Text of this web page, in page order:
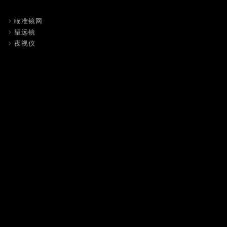
瞄准镜网
望远镜
夜视仪